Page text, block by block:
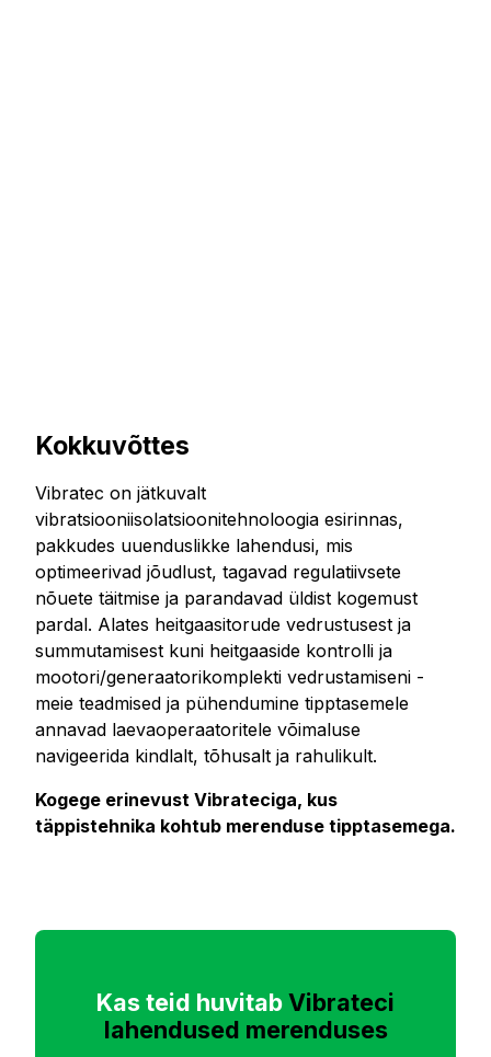
Kokkuvõttes
Vibratec on jätkuvalt
vibratsiooniisolatsioonitehnoloogia esirinnas,
pakkudes uuenduslikke lahendusi, mis
optimeerivad jõudlust, tagavad regulatiivsete
nõuete täitmise ja parandavad üldist kogemust
pardal. Alates heitgaasitorude vedrustusest ja
summutamisest kuni heitgaaside kontrolli ja
mootori/generaatorikomplekti vedrustamiseni -
meie teadmised ja pühendumine tipptasemele
annavad laevaoperaatoritele võimaluse
navigeerida kindlalt, tõhusalt ja rahulikult.
Kogege erinevust Vibrateciga, kus
täppistehnika kohtub merenduse tipptasemega.
Kas teid huvitabVibrateci
lahendused merenduses